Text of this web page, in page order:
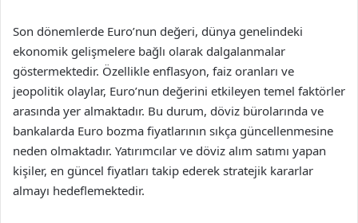
Son dönemlerde Euro’nun değeri, dünya genelindeki
ekonomik gelişmelere bağlı olarak dalgalanmalar
göstermektedir. Özellikle enflasyon, faiz oranları ve
jeopolitik olaylar, Euro’nun değerini etkileyen temel faktörler
arasında yer almaktadır. Bu durum, döviz bürolarında ve
bankalarda Euro bozma fiyatlarının sıkça güncellenmesine
neden olmaktadır. Yatırımcılar ve döviz alım satımı yapan
kişiler, en güncel fiyatları takip ederek stratejik kararlar
almayı hedeflemektedir.